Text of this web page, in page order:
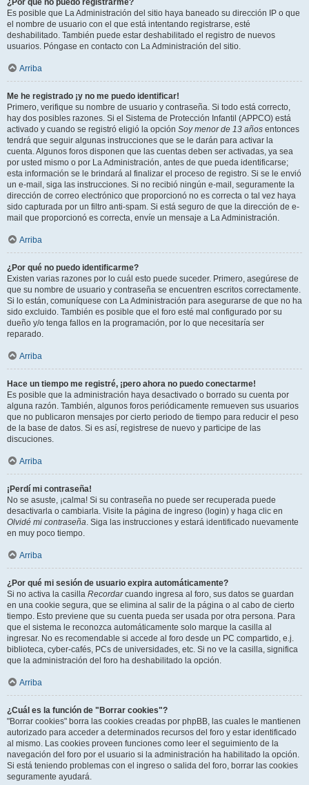
¿Por qué no puedo registrarme?
Es posible que La Administración del sitio haya baneado su dirección IP o que
el nombre de usuario con el que está intentando registrarse, esté
deshabilitado. También puede estar deshabilitado el registro de nuevos
usuarios. Póngase en contacto con La Administración del sitio.
Arriba
Me he registrado ¡y no me puedo identificar!
Primero, verifique su nombre de usuario y contraseña. Si todo está correcto,
hay dos posibles razones. Si el Sistema de Protección Infantil (APPCO) está
activado y cuando se registró eligió la opción Soy menor de 13 años entonces
tendrá que seguir algunas instrucciones que se le darán para activar la
cuenta. Algunos foros disponen que las cuentas deben ser activadas, ya sea
por usted mismo o por La Administración, antes de que pueda identificarse;
esta información se le brindará al finalizar el proceso de registro. Si se le envió
un e-mail, siga las instrucciones. Si no recibió ningún e-mail, seguramente la
dirección de correo electrónico que proporcionó no es correcta o tal vez haya
sido capturada por un filtro anti-spam. Si está seguro de que la dirección de e-
mail que proporcionó es correcta, envíe un mensaje a La Administración.
Arriba
¿Por qué no puedo identificarme?
Existen varias razones por lo cuál esto puede suceder. Primero, asegúrese de
que su nombre de usuario y contraseña se encuentren escritos correctamente.
Si lo están, comuníquese con La Administración para asegurarse de que no ha
sido excluido. También es posible que el foro esté mal configurado por su
dueño y/o tenga fallos en la programación, por lo que necesitaría ser
reparado.
Arriba
Hace un tiempo me registré, ¡pero ahora no puedo conectarme!
Es posible que la administración haya desactivado o borrado su cuenta por
alguna razón. También, algunos foros periódicamente remueven sus usuarios
que no publicaron mensajes por cierto periodo de tiempo para reducir el peso
de la base de datos. Si es así, registrese de nuevo y participe de las
discuciones.
Arriba
¡Perdí mi contraseña!
No se asuste, ¡calma! Si su contraseña no puede ser recuperada puede
desactivarla o cambiarla. Visite la página de ingreso (login) y haga clic en
Olvidé mi contraseña. Siga las instrucciones y estará identificado nuevamente
en muy poco tiempo.
Arriba
¿Por qué mi sesión de usuario expira automáticamente?
Si no activa la casilla Recordarcuando ingresa al foro, sus datos se guardan
en una cookie segura, que se elimina al salir de la página o al cabo de cierto
tiempo. Esto previene que su cuenta pueda ser usada por otra persona. Para
que el sistema le reconozca automáticamente solo marque la casilla al
ingresar. No es recomendable si accede al foro desde un PC compartido, e.j.
biblioteca, cyber-cafés, PCs de universidades, etc. Si no ve la casilla, significa
que la administración del foro ha deshabilitado la opción.
Arriba
¿Cuál es la función de "Borrar cookies"?
"Borrar cookies" borra las cookies creadas por phpBB, las cuales le mantienen
autorizado para acceder a determinados recursos del foro y estar identificado
al mismo. Las cookies proveen funciones como leer el seguimiento de la
navegación del foro por el usuario si la administración ha habilitado la opción.
Si está teniendo problemas con el ingreso o salida del foro, borrar las cookies
seguramente ayudará.